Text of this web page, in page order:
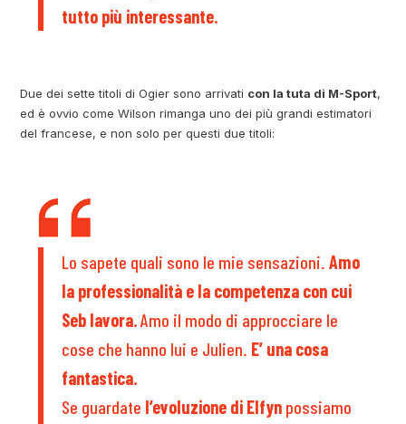
tutto più interessante.
Due dei sette titoli di Ogier sono arrivati con la tuta di M-Sport,
ed è ovvio come Wilson rimanga uno dei più grandi estimatori
del francese, e non solo per questi due titoli:
Lo sapete quali sono le mie sensazioni. Amo
la professionalità e la competenza con cui
Seb lavora.Amo il modo di approcciare le
cose che hanno lui e Julien. E’ una cosa
fantastica.
Se guardate l’evoluzione di Elfyn possiamo